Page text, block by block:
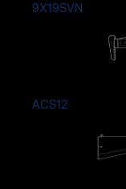
9X19SVN
ACS12